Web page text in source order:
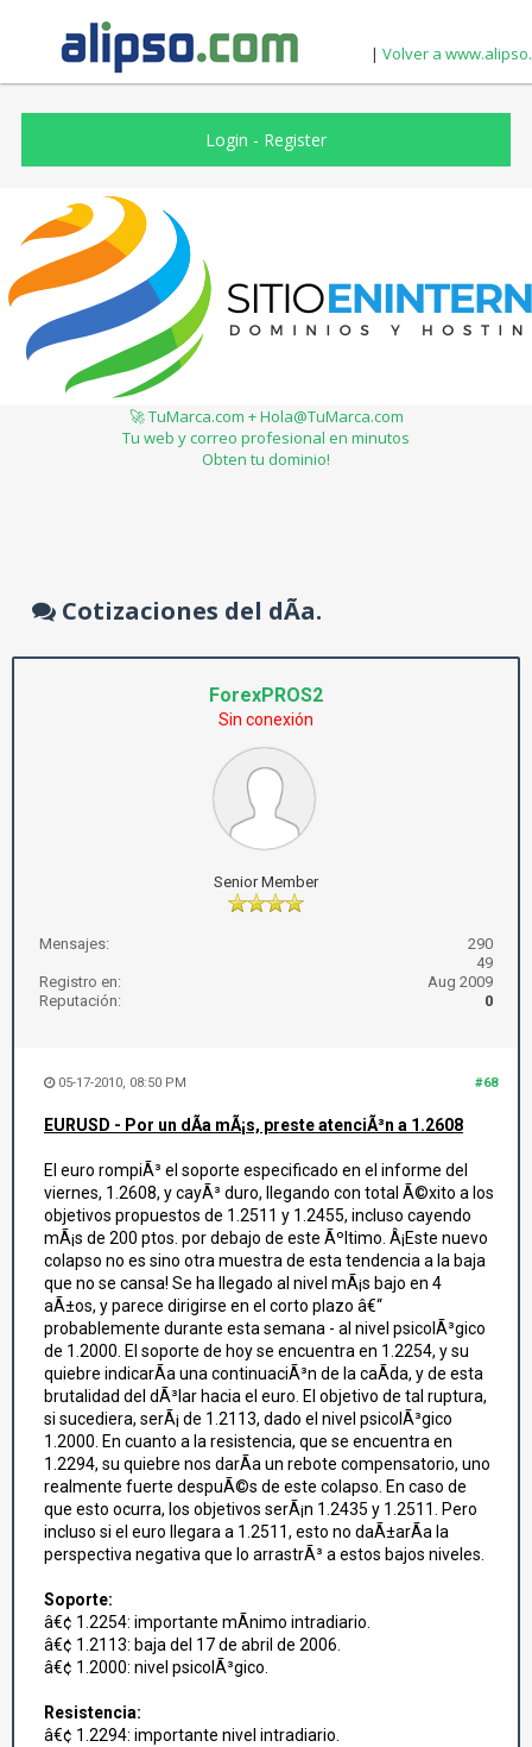
| Volver a
Login - Register
🚀 TuMarca.com + Hola@TuMarca.com
Tu web y correo profesional en minutos
Obten tu dominio!
Cotizaciones del dÃ­a.
ForexPROS2
Sin conexión
Senior Member
Mensajes:
290
49
Registro en:
Aug 2009
Reputación:
0
#68
05-17-2010, 08:50 PM
EURUSD - Por un dÃ­a mÃ¡s, preste atenciÃ³n a 1.2608
El euro rompiÃ³ el soporte especificado en el informe del
viernes, 1.2608, y cayÃ³ duro, llegando con total Ã©xito a los
objetivos propuestos de 1.2511 y 1.2455, incluso cayendo
mÃ¡s de 200 ptos. por debajo de este Ãºltimo. Â¡Este nuevo
colapso no es sino otra muestra de esta tendencia a la baja
que no se cansa! Se ha llegado al nivel mÃ¡s bajo en 4
aÃ±os, y parece dirigirse en el corto plazo â€“
probablemente durante esta semana - al nivel psicolÃ³gico
de 1.2000. El soporte de hoy se encuentra en 1.2254, y su
quiebre indicarÃ­a una continuaciÃ³n de la caÃ­da, y de esta
brutalidad del dÃ³lar hacia el euro. El objetivo de tal ruptura,
si sucediera, serÃ¡ de 1.2113, dado el nivel psicolÃ³gico
1.2000. En cuanto a la resistencia, que se encuentra en
1.2294, su quiebre nos darÃ­a un rebote compensatorio, uno
realmente fuerte despuÃ©s de este colapso. En caso de
que esto ocurra, los objetivos serÃ¡n 1.2435 y 1.2511. Pero
incluso si el euro llegara a 1.2511, esto no daÃ±arÃ­a la
perspectiva negativa que lo arrastrÃ³ a estos bajos niveles.
Soporte:
â€¢ 1.2254: importante mÃ­nimo intradiario.
â€¢ 1.2113: baja del 17 de abril de 2006.
â€¢ 1.2000: nivel psicolÃ³gico.
Resistencia:
â€¢ 1.2294: importante nivel intradiario.